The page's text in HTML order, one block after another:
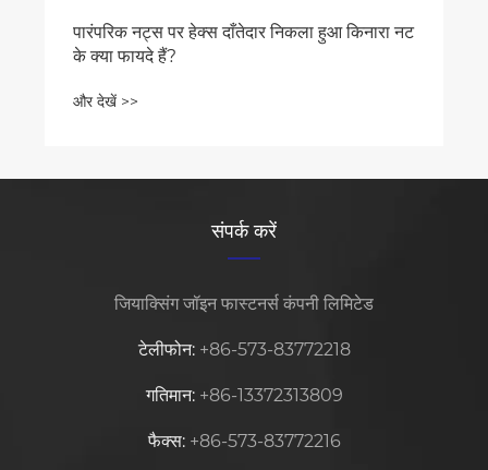
पारंपरिक नट्स पर हेक्स दाँतेदार निकला हुआ किनारा नट
के क्या फायदे हैं?
और देखें >>
संपर्क करें
जियाक्सिंग जॉइन फास्टनर्स कंपनी लिमिटेड
टेलीफोन: +86-573-83772218
गतिमान: +86-13372313809
फैक्स: +86-573-83772216